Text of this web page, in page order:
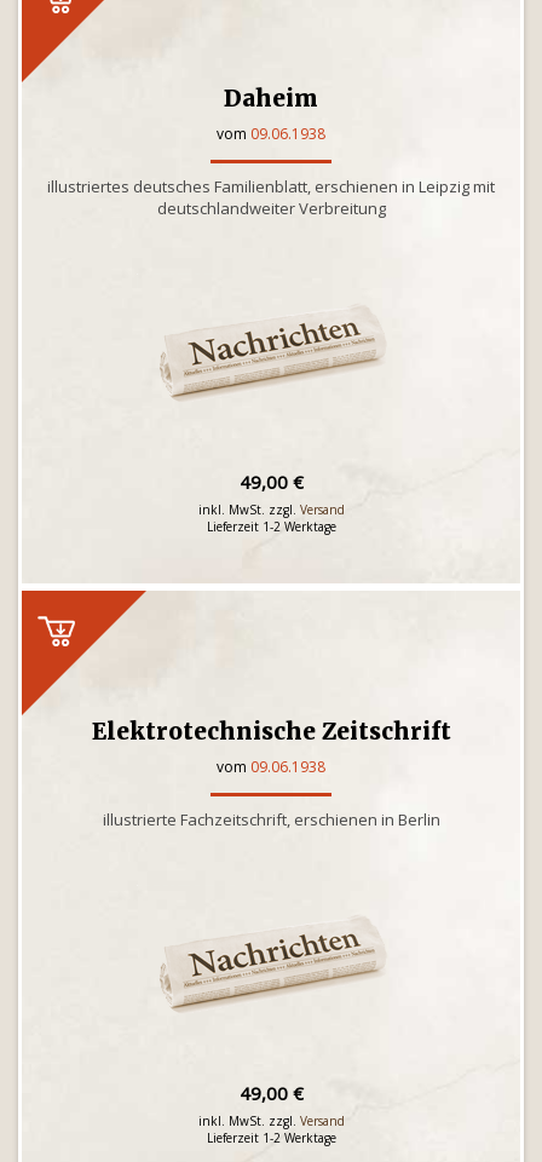
Daheim
vom 09.06.1938
illustriertes deutsches Familienblatt, erschienen in Leipzig mit
deutschlandweiter Verbreitung
49,00 €
inkl. MwSt. zzgl. Versand
Lieferzeit 1-2 Werktage
Elektrotechnische Zeitschrift
vom 09.06.1938
illustrierte Fachzeitschrift, erschienen in Berlin
49,00 €
inkl. MwSt. zzgl. Versand
Lieferzeit 1-2 Werktage